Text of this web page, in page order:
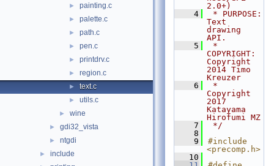
► painting.c
► palette.c
► path.c
► pen.c
► printdrv.c
► region.c
► text.c
► utils.c
► wine
► gdi32_vista
► ntgdi
► include
2.0+)
    4
* PURPOSE:
Text
drawing
API.
    5
*
COPYRIGHT:
Copyright
2014 Timo
Kreuzer
    6
*
Copyright
2017
Katayama
Hirofumi MZ
    7
*/
    8
    9
#include
<precomp.h>
   10